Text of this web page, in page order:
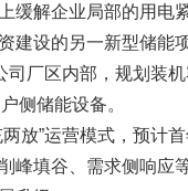
缓解企业局部的用电
建设的另一新型储
司厂区内部，规划装
侧储能设备。
放”运营模式，预计
峰填谷、需求侧响应